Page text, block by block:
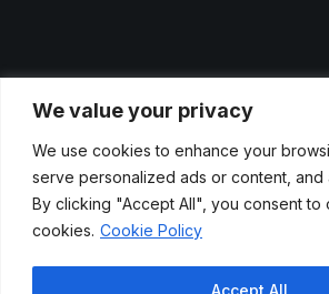
We value your privacy
We use cookies to enhance your
serve personalized ads or content, and
By clicking "Accept All", you consent to
cookies. Cookie Policy
Accept All
Aviso legal
Cookies
© 2024 Etendo